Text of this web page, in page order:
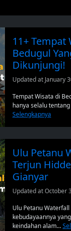
11+ Tempat
Bedugul
Dikunjungi!
Updated at January
Tempat Wisata di
hanya selalu
Selengkapnya
Ulu Petanu
Terjun
Gianyar
Updated at October
Ulu Petanu
kebudayaannya
keindahan alam...